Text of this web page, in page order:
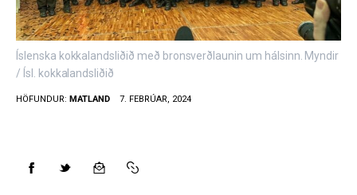
Hafa samband
HÖFUNDUR: MATLAND 7. FEBRÚAR, 2024
Íslenska kokkalandsliðið með bronsverðlaunin um hálsinn. Myndir
/ Ísl. kokkalandsliðið